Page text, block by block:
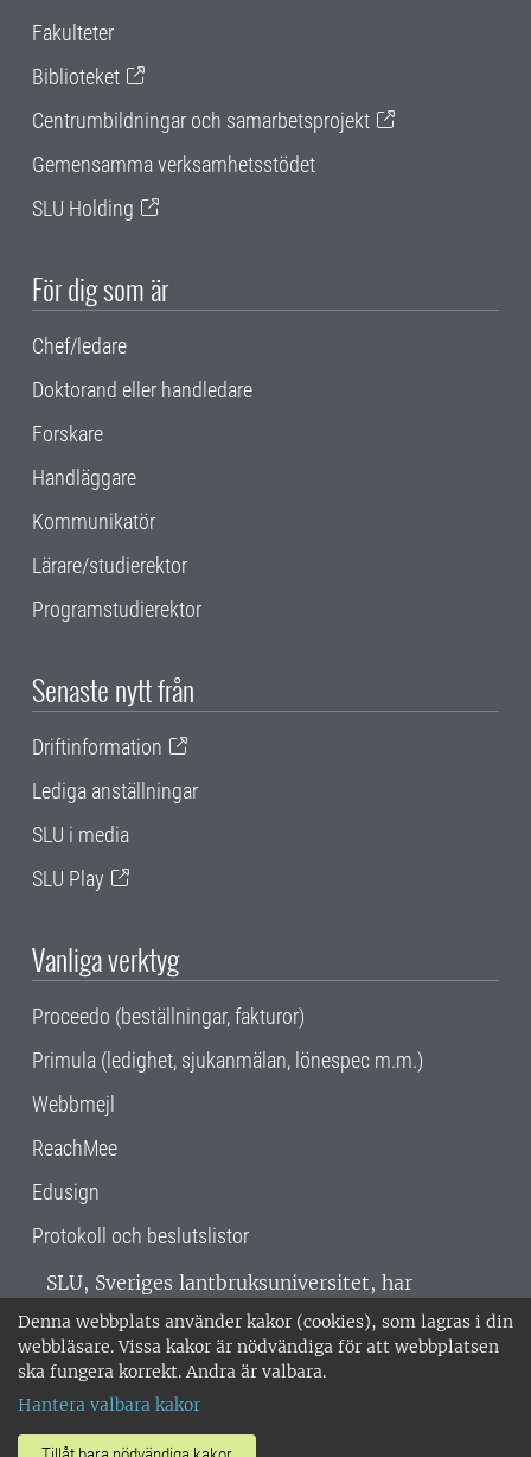
Denna webbplats använder kakor (cookies), som lagras i din
webbläsare. Vissa kakor är nödvändiga för att webbplatsen
ska fungera korrekt. Andra är valbara.
Hantera valbara kakor
Fakulteter
Biblioteket
Centrumbildningar och samarbetsprojekt
Gemensamma verksamhetsstödet
SLU Holding
För dig som är
Chef/ledare
Doktorand eller handledare
Forskare
Handläggare
Kommunikatör
Lärare/studierektor
Programstudierektor
Senaste nytt från
Driftinformation
Lediga anställningar
SLU i media
SLU Play
Vanliga verktyg
Proceedo (beställningar, fakturor)
Primula (ledighet, sjukanmälan, lönespec m.m.)
Webbmejl
ReachMee
Edusign
Protokoll och beslutslistor
SLU, Sveriges lantbruksuniversitet, har
verksamhet över hela Sverige. Huvudorter är
Alnarp, Uppsala och Umeå.SLU är
miljöcertifierat enligt ISO 14001. •
018-67 10 00 • Org nr: 202100-2817 •